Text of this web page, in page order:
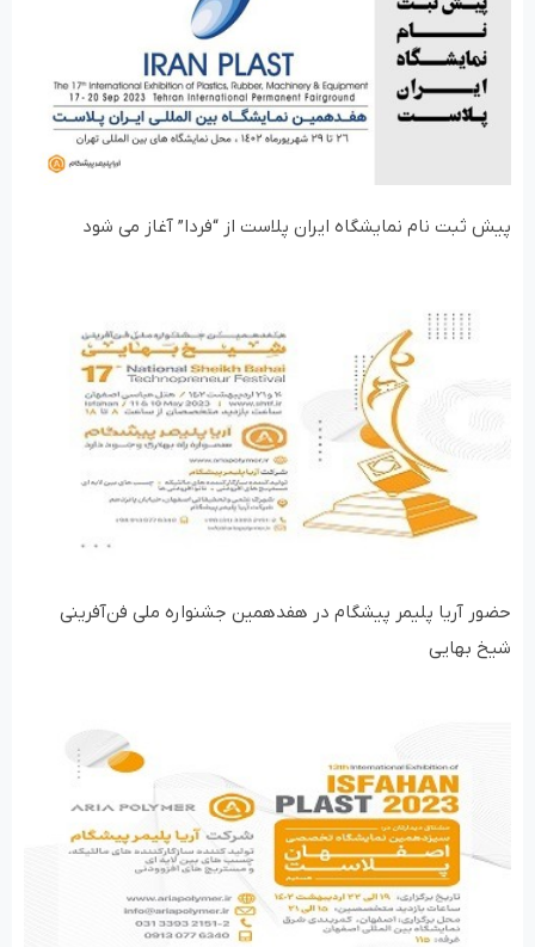
پیش ثبت نام نمایشگاه ایران پلاست از “فردا” آغاز می شود
حضور آریا پلیمر پیشگام در هفدهمین جشنواره ملی فن‌آفرینی
شیخ بهایی